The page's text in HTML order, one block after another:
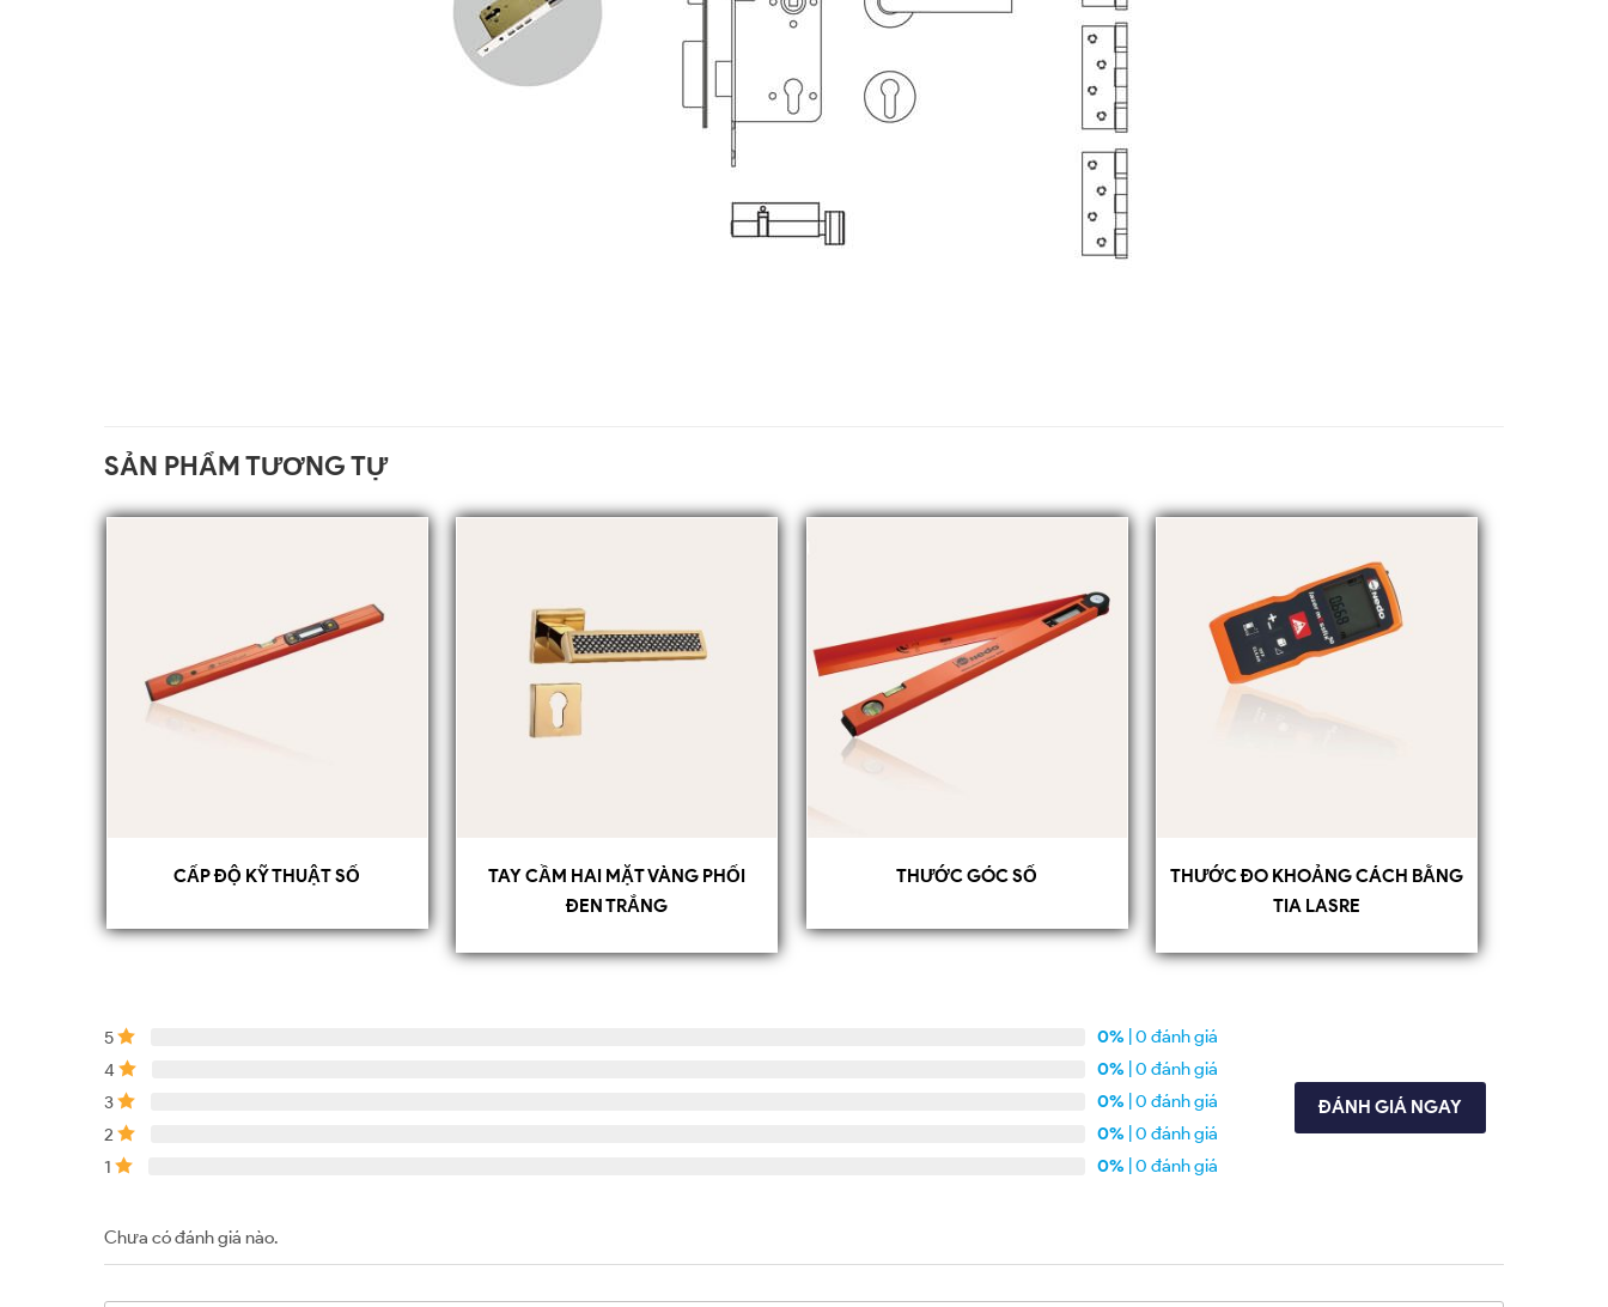
SẢN PHẨM TƯƠNG TỰ
CẤP ĐỘ KỸ THUẬT SỐ
TAY CẦM HAI MẶT VÀNG PHỐI
ĐEN TRẮNG
THƯỚC GÓC SỐ
THƯỚC ĐO KHOẢNG CÁCH BẰNG
TIA LASRE
5 0% | 0 đánh giá
4
0% | 0 đánh giá
3
0% | 0 đánh giá
2
0% | 0 đánh giá
1
0% | 0 đánh giá
ĐÁNH GIÁ NGAY
Chưa có đánh giá nào.